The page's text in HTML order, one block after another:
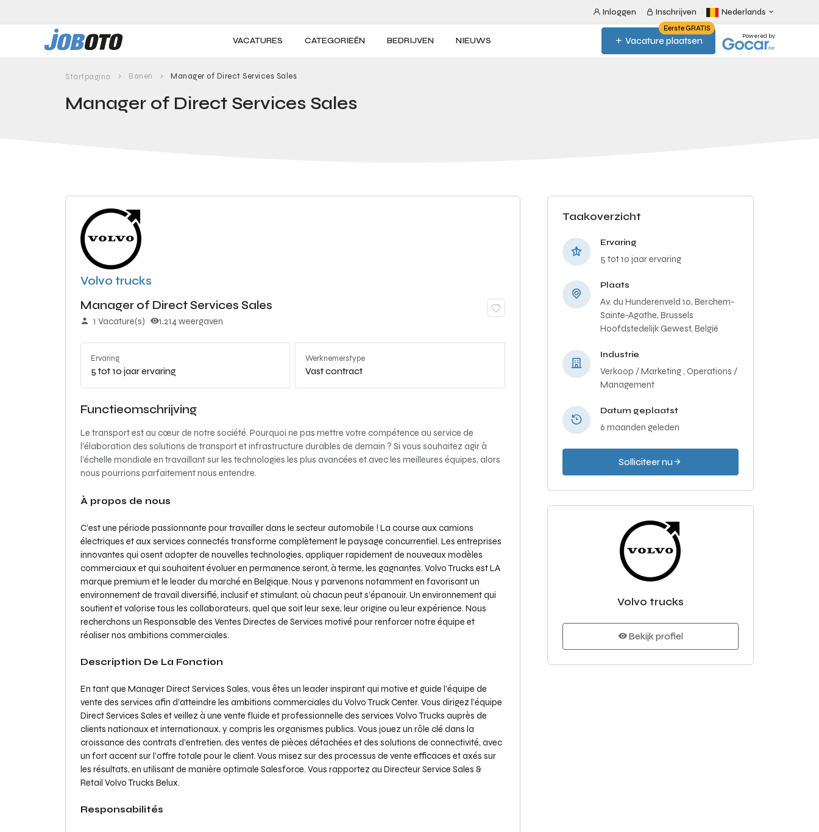
Inloggen Inschrijven Nederlands
VACATURES CATEGORIEËN BEDRIJVEN NIEUWS Vacature plaatsen
Eerste GRATIS
Powered by
Startpagina Banen Manager of Direct Services Sales
Manager of Direct Services Sales
Volvo trucks
Manager of Direct Services Sales
1 Vacature(s) 1,214 weergaven
Ervaring
5 tot 10 jaar ervaring
Werknemerstype
Vast contract
Functieomschrijving
Le transport est au cœur de notre société. Pourquoi ne pas mettre votre compétence au service de
l’élaboration des solutions de transport et infrastructure durables de demain ? Si vous souhaitez agir à
l'échelle mondiale en travaillant sur les technologies les plus avancées et avec les meilleures équipes, alors
nous pourrions parfaitement nous entendre.
À propos de nous
C’est une période passionnante pour travailler dans le secteur automobile ! La course aux camions
électriques et aux services connectés transforme complètement le paysage concurrentiel. Les entreprises
innovantes qui osent adopter de nouvelles technologies, appliquer rapidement de nouveaux modèles
commerciaux et qui souhaitent évoluer en permanence seront, à terme, les gagnantes. Volvo Trucks est LA
marque premium et le leader du marché en Belgique. Nous y parvenons notamment en favorisant un
environnement de travail diversifié, inclusif et stimulant, où chacun peut s’épanouir. Un environnement qui
soutient et valorise tous les collaborateurs, quel que soit leur sexe, leur origine ou leur expérience. Nous
recherchons un Responsable des Ventes Directes de Services motivé pour renforcer notre équipe et
réaliser nos ambitions commerciales.
Description De La Fonction
En tant que Manager Direct Services Sales, vous êtes un leader inspirant qui motive et guide l’équipe de
vente des services afin d’atteindre les ambitions commerciales du Volvo Truck Center. Vous dirigez l’équipe
Direct Services Sales et veillez à une vente fluide et professionnelle des services Volvo Trucks auprès de
clients nationaux et internationaux, y compris les organismes publics. Vous jouez un rôle clé dans la
croissance des contrats d’entretien, des ventes de pièces détachées et des solutions de connectivité, avec
un fort accent sur l’offre totale pour le client. Vous misez sur des processus de vente efficaces et axés sur
les résultats, en utilisant de manière optimale Salesforce. Vous rapportez au Directeur Service Sales &
Retail Volvo Trucks Belux.
Responsabilités
Taakoverzicht
Ervaring
5 tot 10 jaar ervaring
Plaats
Av. du Hunderenveld 10, Berchem-
Sainte-Agathe, Brussels
Hoofdstedelijk Gewest, België
Industrie
Verkoop / Marketing , Operations /
Management
Datum geplaatst
6 maanden geleden
Solliciteer nu
Volvo trucks
Bekijk profiel